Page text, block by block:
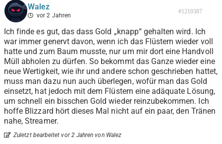
Walez
vor 2 Jahren
#1210387
Ich finde es gut, das dass Gold „knapp“ gehalten wird. Ich
war immer genervt davon, wenn ich das Flüstern wieder voll
hatte und zum Baum musste, nur um mir dort eine Handvoll
Müll abholen zu dürfen. So bekommt das Ganze wieder eine
neue Wertigkeit, wie ihr und andere schon geschrieben hattet,
muss man dazu nun auch überlegen, wofür man das Gold
einsetzt, hat jedoch mit dem Flüstern eine adäquate Lösung,
um schnell ein bisschen Gold wieder reinzubekommen. Ich
hoffe Blizzard hört dieses Mal nicht auf ein paar, den Tränen
nahe, Streamer.
Zuletzt bearbeitet vor 2 Jahren von Walez